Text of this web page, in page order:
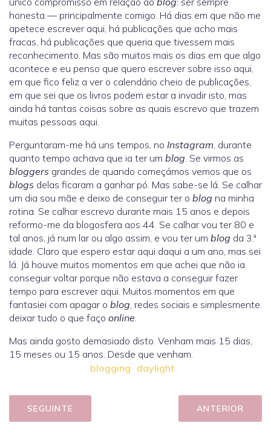
honesta — principalmente comigo. Há dias em que não me
apetece escrever aqui, há publicações que acho mais
fracas, há publicações que queria que tivessem mais
reconhecimento. Mas são muitos mais os dias em que algo
acontece e eu penso que quero escrever sobre isso aqui,
em que fico feliz a ver o calendário cheio de publicações,
em que sei que os livros podem estar a invadir isto, mas
ainda há tantas coisas sobre as quais escrevo que trazem
muitas pessoas aqui.
Perguntaram-me há uns tempos, no Instagram, durante
quanto tempo achava que ia ter um blog. Se virmos as
bloggers grandes de quando começámos vemos que os
blogs delas ficaram a ganhar pó. Mas sabe-se lá. Se calhar
um dia sou mãe e deixo de conseguir ter o blog na minha
rotina. Se calhar escrevo durante mais 15 anos e depois
reformo-me da blogosfera aos 44. Se calhar vou ter 80 e
tal anos, já num lar ou algo assim, e vou ter um blog da 3.ª
idade. Claro que espero estar aqui daqui a um ano, mas sei
lá. Já houve muitos momentos em que achei que não ia
conseguir voltar porque não estava a conseguir fazer
tempo para escrever aqui. Muitos momentos em que
fantasiei com apagar o blog, redes sociais e simplesmente
deixar tudo o que faço online.
Mas ainda gosto demasiado disto. Venham mais 15 dias,
15 meses ou 15 anos. Desde que venham.
blogging daylight
SEGUINTE ANTERIOR